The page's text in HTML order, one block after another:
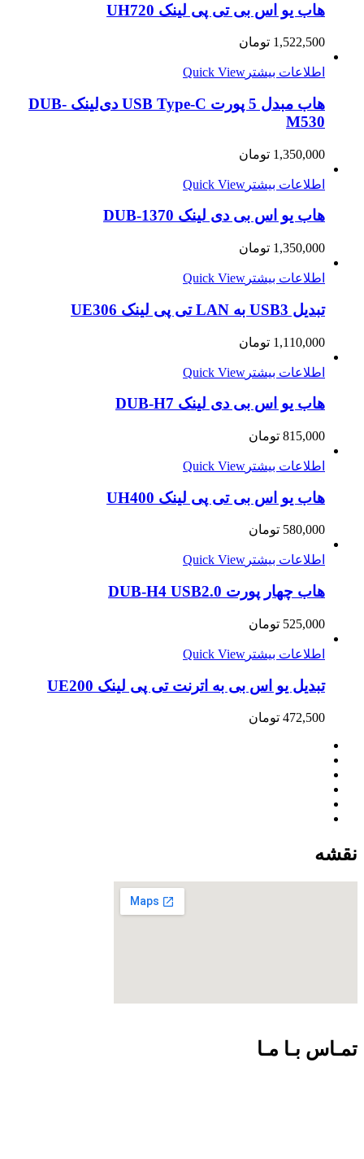
هاب یو اس بی تی پی لینک UH720
1,522,500 تومان
اطلاعات بیشتر Quick View
هاب مبدل 5 پورت USB Type-C دی‌لینک DUB-
M530
1,350,000 تومان
اطلاعات بیشتر Quick View
هاب یو اس بی دی لینک DUB-1370
1,350,000 تومان
اطلاعات بیشتر Quick View
تبدیل USB3 به LAN تی پی لینک UE306
1,110,000 تومان
اطلاعات بیشتر Quick View
هاب یو اس بی دی لینک DUB-H7
815,000 تومان
اطلاعات بیشتر Quick View
هاب یو اس بی تی پی لینک UH400
580,000 تومان
اطلاعات بیشتر Quick View
هاب چهار پورت DUB-H4 USB2.0
525,000 تومان
اطلاعات بیشتر Quick View
تبدیل یو اس بی به اترنت تی پی لینک UE200
472,500 تومان
نقشه
تمـاس بـا مـا